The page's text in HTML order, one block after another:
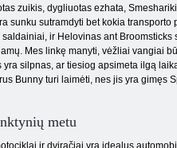
zuikis, dygliuotas ezhata,
sutramdyti bet kokia transporto
ir Helovinas ant Broomsticks
Mes linkę manyti, vėžliai vangiai
silpnas, ar tiesiog apsimeta ilgą
Bunny turi laimėti, nes jis yra gimęs
metu
ir dviračiai yra idealus